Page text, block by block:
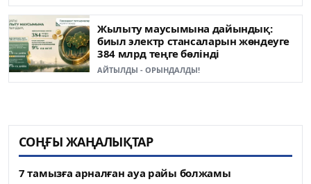
Жылыту маусымына дайындық:
биыл электр стансаларын жөндеуге
384 млрд теңге бөлінді
АЙТЫЛДЫ - ОРЫНДАЛДЫ!
СОҢҒЫ ЖАҢАЛЫҚТАР
7 тамызға арналған ауа райы болжамы